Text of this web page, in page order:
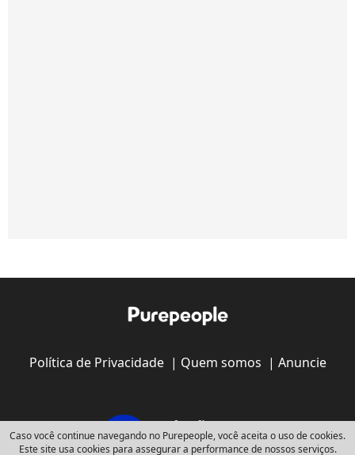
Política de Privacidade| Quem somos | Anuncie
Caso você continue navegando no Purepeople, você aceita o uso de cookies.
Este site usa cookies para assegurar a performance de nossos serviços.